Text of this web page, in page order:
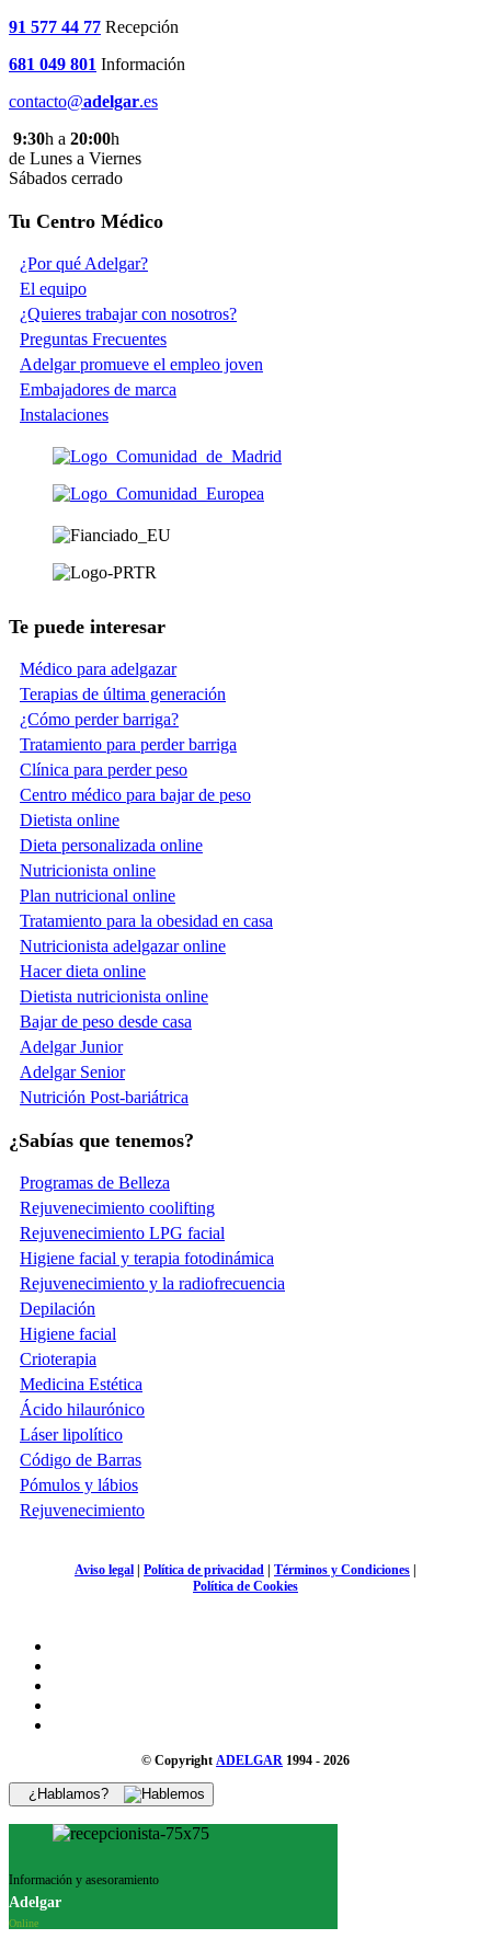
91 577 44 77 Recepción
681 049 801 Información
contacto@adelgar.es
9:30h a 20:00h
de Lunes a Viernes
Sábados cerrado
Tu Centro Médico
¿Por qué Adelgar?
El equipo
¿Quieres trabajar con nosotros?
Preguntas Frecuentes
Adelgar promueve el empleo joven
Embajadores de marca
Instalaciones
Te puede interesar
Médico para adelgazar
Terapias de última generación
¿Cómo perder barriga?
Tratamiento para perder barriga
Clínica para perder peso
Centro médico para bajar de peso
Dietista online
Dieta personalizada online
Nutricionista online
Plan nutricional online
Tratamiento para la obesidad en casa
Nutricionista adelgazar online
Hacer dieta online
Dietista nutricionista online
Bajar de peso desde casa
Adelgar Junior
Adelgar Senior
Nutrición Post-bariátrica
¿Sabías que tenemos?
Programas de Belleza
Rejuvenecimiento coolifting
Rejuvenecimiento LPG facial
Higiene facial y terapia fotodinámica
Rejuvenecimiento y la radiofrecuencia
Depilación
Higiene facial
Crioterapia
Medicina Estética
Ácido hilaurónico
Láser lipolítico
Código de Barras
Pómulos y lábios
Rejuvenecimiento
Aviso legal | Política de privacidad | Términos y Condiciones |
Política de Cookies
© Copyright ADELGAR 1994 - 2026
¿Hablamos?
Información y asesoramiento
Adelgar
Online